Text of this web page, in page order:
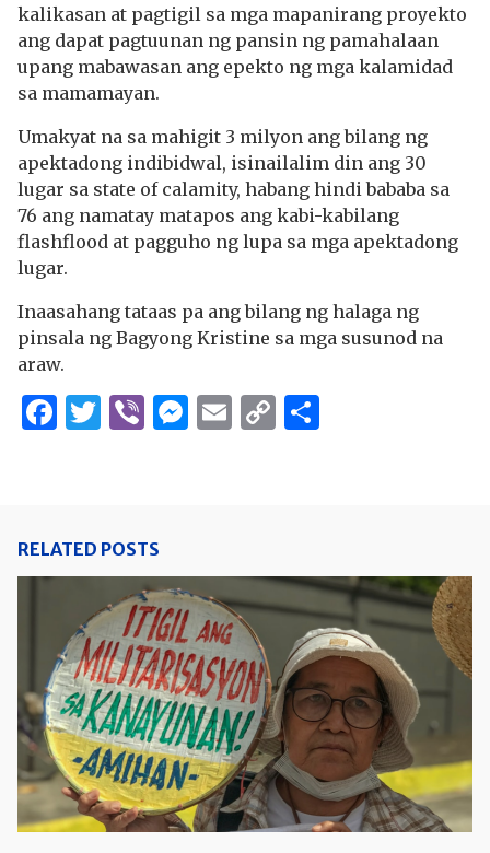
kalikasan at pagtigil sa mga mapanirang proyekto
ang dapat pagtuunan ng pansin ng pamahalaan
upang mabawasan ang epekto ng mga kalamidad
sa mamamayan.
Umakyat na sa mahigit 3 milyon ang bilang ng
apektadong indibidwal, isinailalim din ang 30
lugar sa state of calamity, habang hindi bababa sa
76 ang namatay matapos ang kabi-kabilang
flashflood at pagguho ng lupa sa mga apektadong
lugar.
Inaasahang tataas pa ang bilang ng halaga ng
pinsala ng Bagyong Kristine sa mga susunod na
araw.
Facebook
Twitter
ViberMessenger
Email
Copy
RELATED POSTS